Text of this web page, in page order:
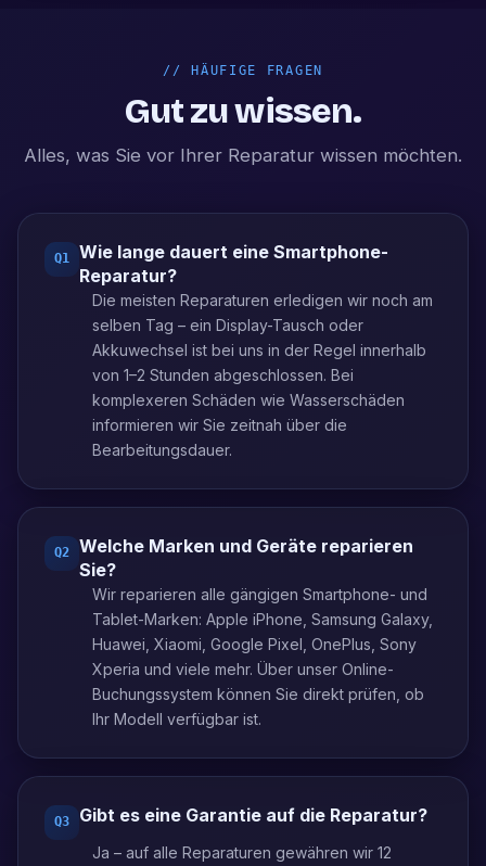
// HÄUFIGE FRAGEN
Gut zu wissen.
Alles, was Sie vor Ihrer Reparatur wissen möchten.
Q1
Wie lange dauert eine Smartphone-
Reparatur?
Die meisten Reparaturen erledigen wir noch am
selben Tag – ein Display-Tausch oder
Akkuwechsel ist bei uns in der Regel innerhalb
von 1–2 Stunden abgeschlossen. Bei
komplexeren Schäden wie Wasserschäden
informieren wir Sie zeitnah über die
Bearbeitungsdauer.
Q2
Welche Marken und Geräte reparieren
Sie?
Wir reparieren alle gängigen Smartphone- und
Tablet-Marken: Apple iPhone, Samsung Galaxy,
Huawei, Xiaomi, Google Pixel, OnePlus, Sony
Xperia und viele mehr. Über unser Online-
Buchungssystem können Sie direkt prüfen, ob
Ihr Modell verfügbar ist.
Q3 Gibt es eine Garantie auf die Reparatur?
Ja – auf alle Reparaturen gewähren wir 12